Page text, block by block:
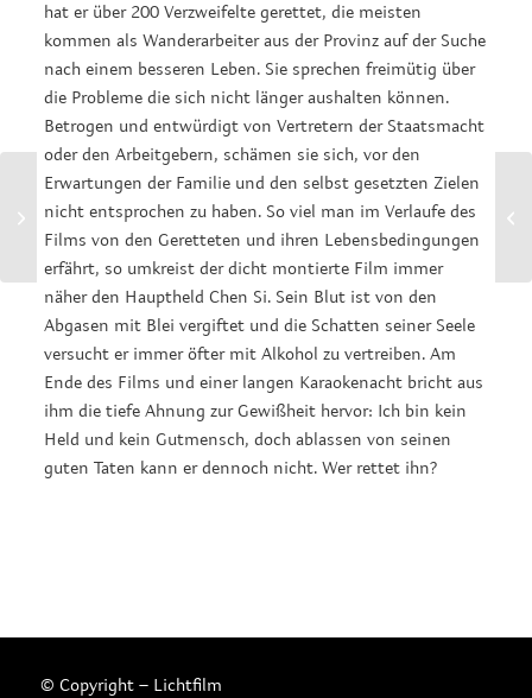
hat er über 200 Verzweifelte gerettet, die meisten
kommen als Wanderarbeiter aus der Provinz auf der Suche
nach einem besseren Leben. Sie sprechen freimütig über
die Probleme die sich nicht länger aushalten können.
Betrogen und entwürdigt von Vertretern der Staatsmacht
oder den Arbeitgebern, schämen sie sich, vor den
Erwartungen der Familie und den selbst gesetzten Zielen
nicht entsprochen zu haben. So viel man im Verlaufe des
Films von den Geretteten und ihren Lebensbedingungen
erfährt, so umkreist der dicht montierte Film immer
näher den Hauptheld Chen Si. Sein Blut ist von den
Abgasen mit Blei vergiftet und die Schatten seiner Seele
versucht er immer öfter mit Alkohol zu vertreiben. Am
Ende des Films und einer langen Karaokenacht bricht aus
ihm die tiefe Ahnung zur Gewißheit hervor: Ich bin kein
Held und kein Gutmensch, doch ablassen von seinen
guten Taten kann er dennoch nicht. Wer rettet ihn?
© Copyright – Lichtfilm
Pawlenski Film von der
FIFA Montreal
ausgezeichnet